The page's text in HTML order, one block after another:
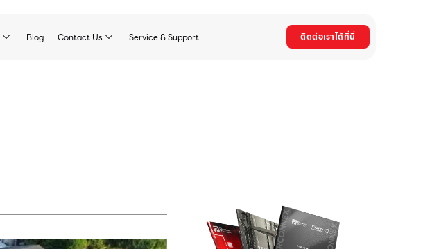
Blog Contact Us Service & Support ติดต่อเราได้ที่นี่